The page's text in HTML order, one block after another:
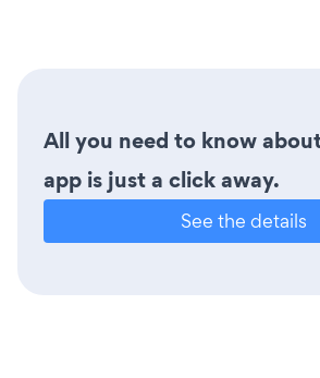
All you need to know
app is just a click away.
See the details